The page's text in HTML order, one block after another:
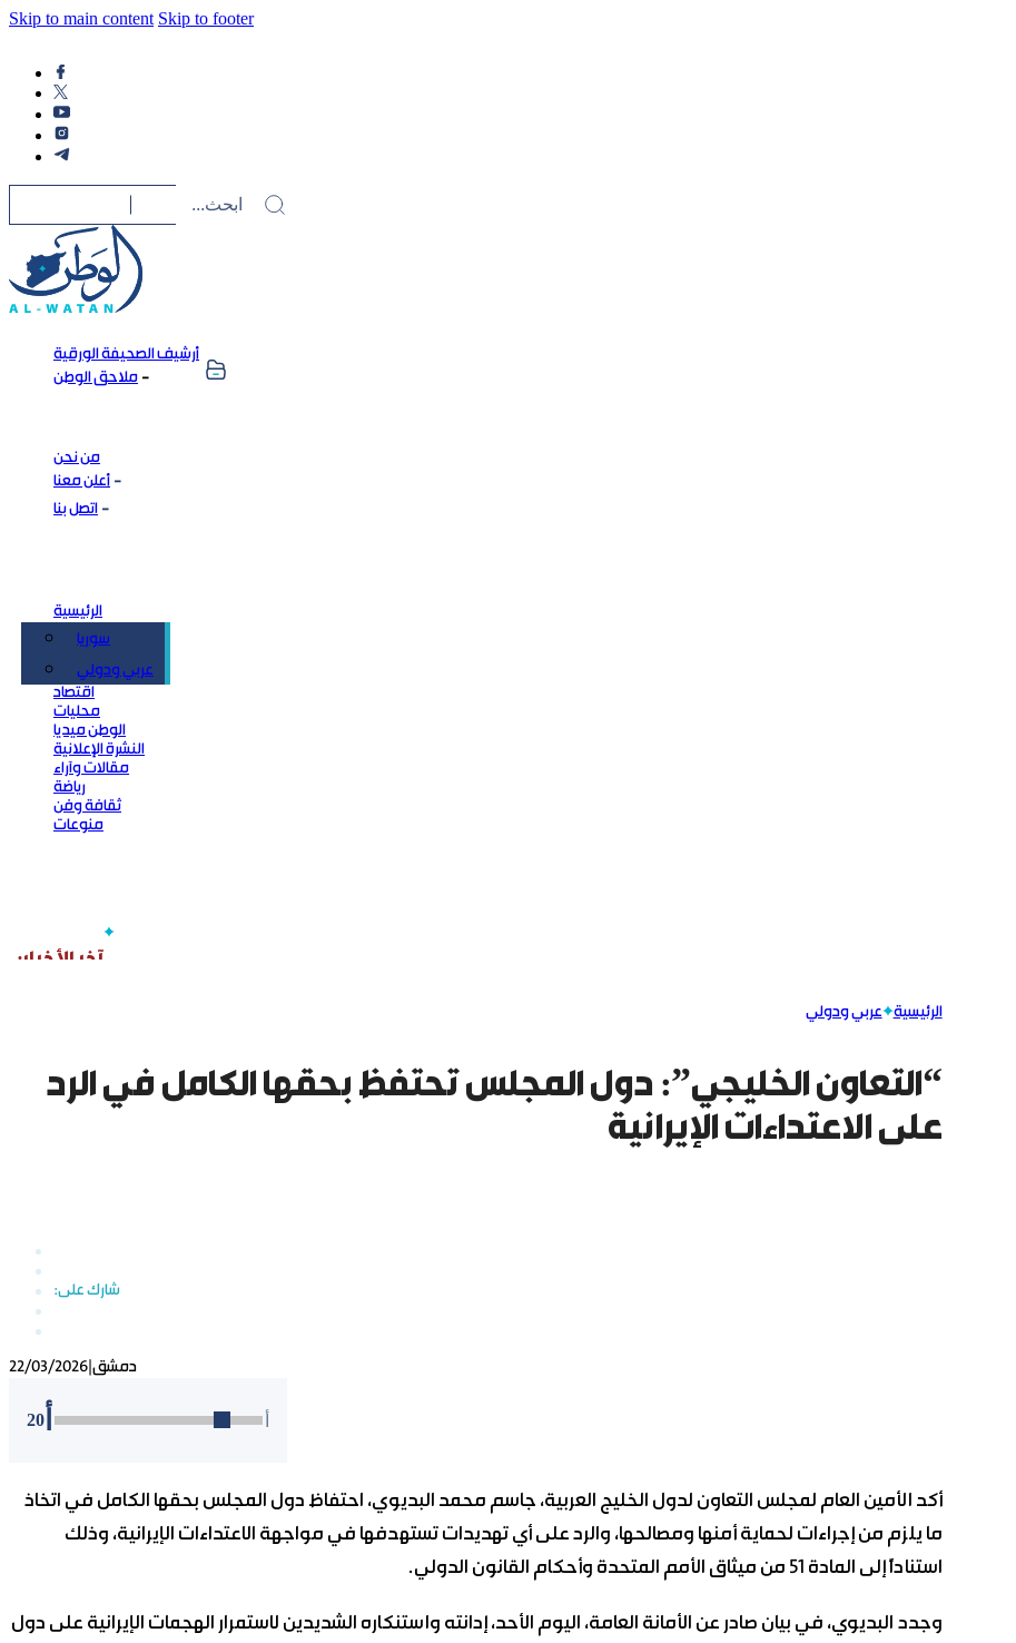
Skip to main content Skip to footer
أرشيف الصحيفة الورقية
ملاحق الوطن
من نحن
أعلن معنا
اتصل بنا
الرئيسية
سوريا
عربي ودولي
اقتصاد
محليات
الوطن ميديا
النشرة الإعلانية
مقالات وآراء
رياضة
ثقافة وفن
منوعات
الرئيسية عربي ودولي
“التعاون الخليجي”: دول المجلس تحتفظ بحقها الكامل في الرد
على الاعتداءات الإيرانية
22/03/2026 دمشق
20
أكد الأمين العام لمجلس التعاون لدول الخليج العربية، جاسم محمد البديوي، احتفاظ دول المجلس بحقها الكامل في اتخاذ
ما يلزم من إجراءات لحماية أمنها ومصالحها، والرد على أي تهديدات تستهدفها في مواجهة الاعتداءات الإيرانية، وذلك
استناداً إلى المادة 51 من ميثاق الأمم المتحدة وأحكام القانون الدولي.
وجدد البديوي، في بيان صادر عن الأمانة العامة، اليوم الأحد، إدانته واستنكاره الشديدين لاستمرار الهجمات الإيرانية على دول